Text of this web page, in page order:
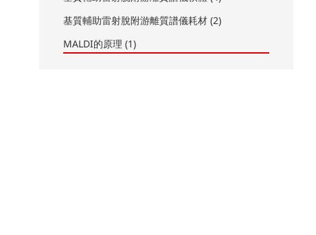
基質輔助雷射脫附游離質譜儀耗材 (2)
MALDI的原理 (1)